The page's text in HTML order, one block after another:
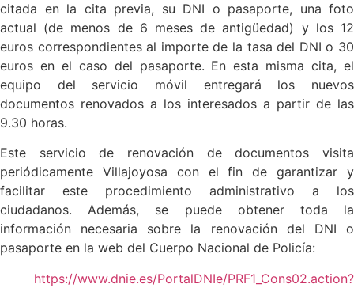
citada en la cita previa, su DNI o pasaporte, una foto
actual (de menos de 6 meses de antigüedad) y los 12
euros correspondientes al importe de la tasa del DNI o 30
euros en el caso del pasaporte. En esta misma cita, el
equipo del servicio móvil entregará los nuevos
documentos renovados a los interesados a partir de las
9.30 horas.
Este servicio de renovación de documentos visita
periódicamente Villajoyosa con el fin de garantizar y
facilitar este procedimiento administrativo a los
ciudadanos. Además, se puede obtener toda la
información necesaria sobre la renovación del DNI o
pasaporte en la web del Cuerpo Nacional de Policía:
https://www.dnie.es/PortalDNIe/PRF1_Cons02.action?